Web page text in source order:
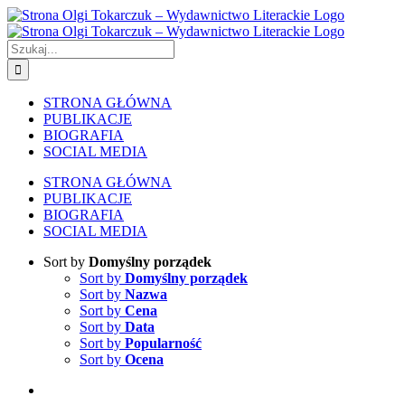
Skip
to
content
Szukaj
STRONA GŁÓWNA
PUBLIKACJE
BIOGRAFIA
SOCIAL MEDIA
STRONA GŁÓWNA
PUBLIKACJE
BIOGRAFIA
SOCIAL MEDIA
Sort by Domyślny porządek
Sort by Domyślny porządek
Sort by Nazwa
Sort by Cena
Sort by Data
Sort by Popularność
Sort by Ocena